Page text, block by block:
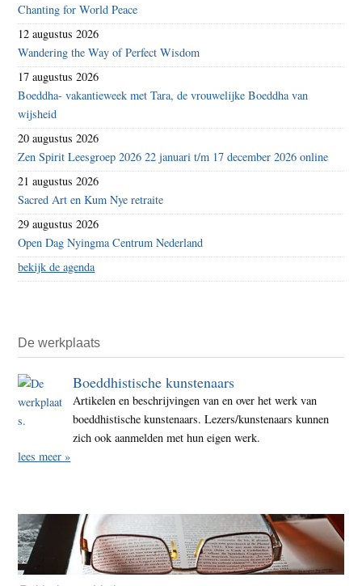
Chanting for World Peace
12 augustus 2026
Wandering the Way of Perfect Wisdom
17 augustus 2026
Boeddha- vakantieweek met Tara, de vrouwelijke Boeddha van
wijsheid
20 augustus 2026
Zen Spirit Leesgroep 2026 22 januari t/m 17 december 2026 online
21 augustus 2026
Sacred Art en Kum Nye retraite
29 augustus 2026
Open Dag Nyingma Centrum Nederland
bekijk de agenda
De werkplaats
Boeddhistische kunstenaars
Artikelen en beschrijvingen van en over het werk van
boeddhistische kunstenaars. Lezers/kunstenaars kunnen
zich ook aanmelden met hun eigen werk.
lees meer »